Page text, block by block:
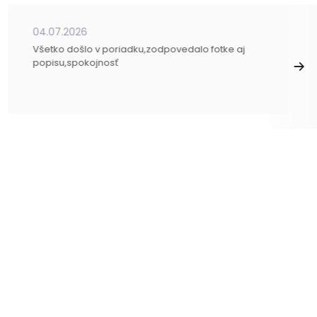
04.07.2026
Všetko došlo v poriadku,zodpovedalo fotke aj
popisu,spokojnosť